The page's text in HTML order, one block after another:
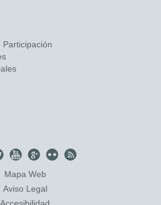
Participación
Mapa Web
Aviso Legal